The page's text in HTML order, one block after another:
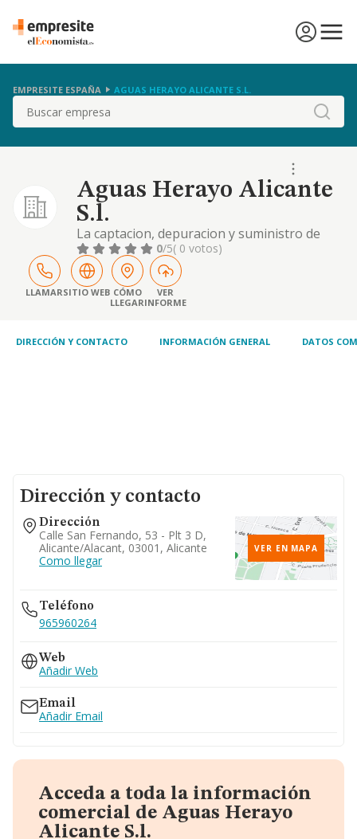
EMPRESITE ESPAÑA AGUAS HERAYO ALICANTE S.L.
Buscar
Aguas Herayo Alicante
S.l.
La captacion, depuracion y suministro de
agua, asi como la venta al por mayor y por
menor de toda clase de suministros de
fontaneria
0/5( 0 votos)
LLAMARSITIO WEB CÓMO
LLEGAR
VER
INFORME
DIRECCIÓN Y CONTACTO INFORMACIÓN GENERAL DATOS
Dirección y contacto
Dirección
Calle San Fernando, 53 - Plt 3 D,
Alicante/alacant, 03001, Alicante
Como llegar
VER EN MAPA
Teléfono
965960264
Web
Añadir Web
Email
Añadir Email
Acceda a toda la información
comercial de Aguas Herayo
Alicante S.l.